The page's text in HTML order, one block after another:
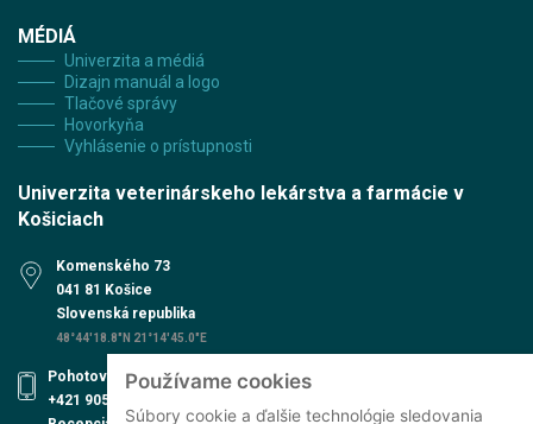
Používame cookies
Súbory cookie a ďalšie technológie sledovania
MÉDIÁ
Univerzita a médiá
Dizajn manuál a logo
Tlačové správy
Hovorkyňa
Vyhlásenie o prístupnosti
Univerzita veterinárskeho lekárstva a farmácie v
Košiciach
Komenského 73
041 81 Košice
Slovenská republika
48°44'18.8"N 21°14'45.0"E
Pohotovosť UVN
+421 905 579 559